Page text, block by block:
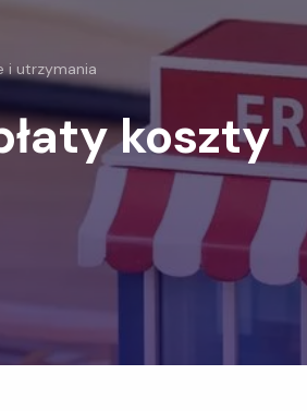
i utrzymania
koszty